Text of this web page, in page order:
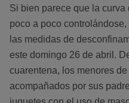
Si bien parece que la
poco a poco
las medidas de
este domingo 26 de abril.
cuarentena, los menores
acompañados por sus